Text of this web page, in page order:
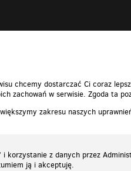
chcemy dostarczać Ci coraz
zachowań w serwisie. Zgoda ta
zakresu naszych
korzystanie z danych przez
ją i akceptuję.